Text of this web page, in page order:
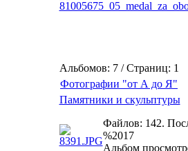
Альбомов: 7 / Страниц: 1
Фотографии "от А до Я"
Памятники и скульптуры
Файлов: 142.
%2017
Альбом